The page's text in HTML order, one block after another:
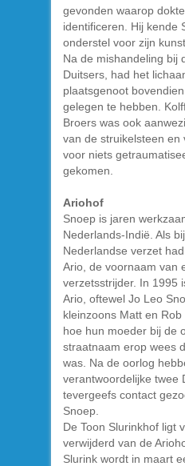
gevonden waarop
identificeren. Hij kende
onderstel voor zijn
Na de mishandeling bij
Duitsers, had het
plaatsgenoot
gelegen te hebben.
Broers was ook
van de struikelsteen en
voor niets
gekomen.
Ariohof
Snoep is jaren
Nederlands-Indië. Als
Nederlandse verzet
Ario, de voornaam van
verzetsstrijder. In 1995
Ario, oftewel Jo Leo
kleinzoons Matt en
hoe hun moeder bij de
straatnaam erop wees
was. Na de oorlog
verantwoordelijke twee
tevergeefs contact
Snoep.
De Toon Slurinkhof ligt
verwijderd van de
Slurink wordt in maart